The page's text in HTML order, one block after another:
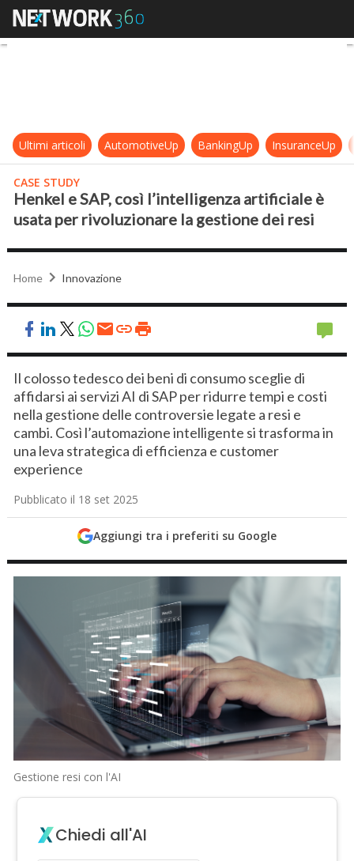
Henkel e SAP, così l’intelligenza
Ultimi articoli AutomotiveUp BankingUp InsuranceUp
CASE STUDY
Henkel e SAP, così l’intelligenza artificiale è
usata per rivoluzionare la gestione dei resi
Home Innovazione
Il colosso tedesco dei beni di consumo sceglie di
affidarsi ai servizi AI di SAP per ridurre tempi e costi
nella gestione delle controversie legate a resi e
cambi. Così l’automazione intelligente si trasforma in
una leva strategica di efficienza e customer
experience
Pubblicato il 18 set 2025
Aggiungi tra i preferiti su Google
Gestione resi con l'AI
Chiedi all'AI